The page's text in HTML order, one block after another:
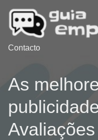
Contacto
As